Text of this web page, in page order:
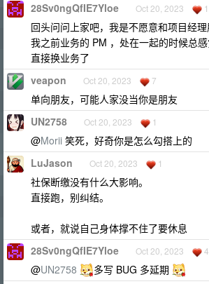
28Sv0ngQfIE7Yloe Oct 20, 2023 1
回头问问上家吧，我是不愿意和项目经
我之前业务的 PM ，处在一起的时候总
直接换业务了
veapon Oct 20, 2023 7
单向朋友，可能人家没当你是朋友
UN2758 Oct 20, 2023 1
@Morii 笑死，好奇你是怎么勾搭上的
LuJason Oct 20, 2023 1
社保断缴没有什么大影响。
直接跑，别纠结。
或者，就说自己身体撑不住了要休息
28Sv0ngQfIE7Yloe Oct 20, 2023 4
@UN2758 多写 BUG 多延期